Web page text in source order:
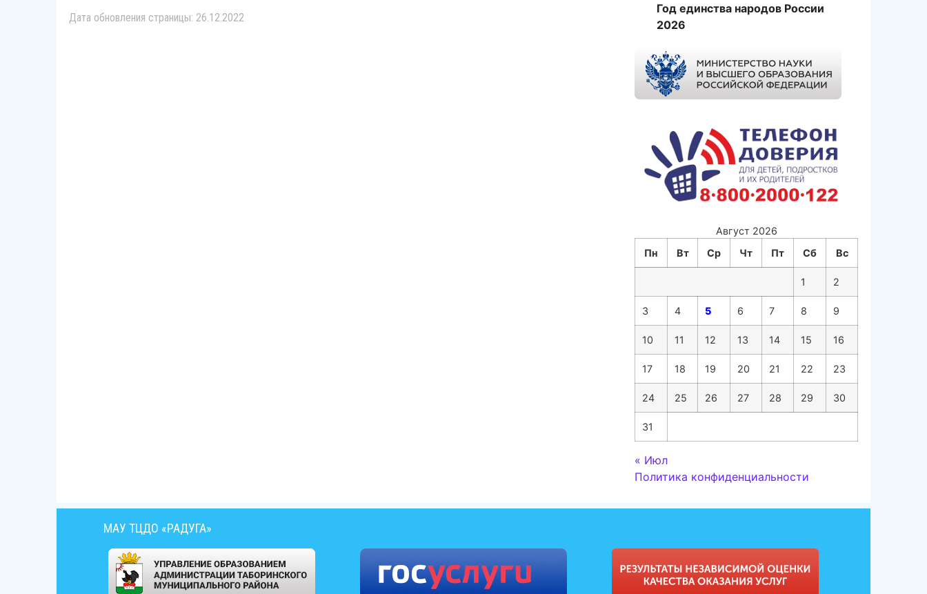
Дата обновления страницы: 26.12.2022
Год единства народов России
2026
Август 2026
Пн
Вт Ср Чт Пт Сб Вс
1 2
3 4 5 6 7 8 9
10 11 12 13 14 15 16
17 18 19 20 21 22 23
24 25 26 27 28 29 30
31
« Июл
Политика конфиденциальности
МАУ ТЦДО «РАДУГА»